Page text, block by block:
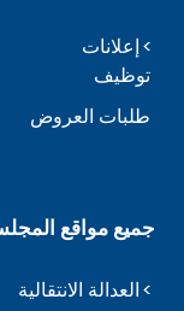
إعلانات
توظيف
طلبات العروض
جميع مواقع
العدالة الانتقالية